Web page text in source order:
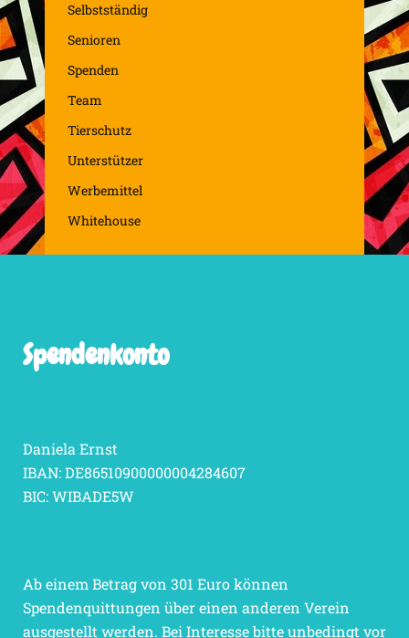
Selbstständig
Senioren
Spenden
Team
Tierschutz
Unterstützer
Werbemittel
Whitehouse
Spendenkonto
Daniela Ernst
IBAN: DE86510900000004284607
BIC: WIBADE5W
Ab einem Betrag von 301 Euro können
Spendenquittungen über einen anderen Verein
ausgestellt werden. Bei Interesse bitte unbedingt vor